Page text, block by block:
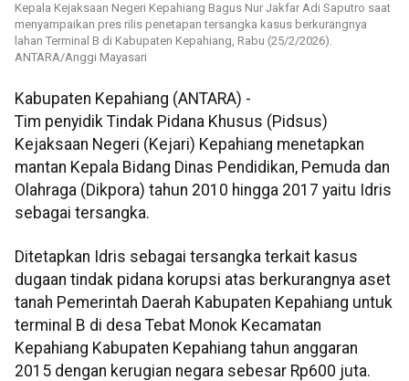
Kepala Kejaksaan Negeri Kepahiang Bagus Nur Jakfar Adi Saputro saat
menyampaikan pres rilis penetapan tersangka kasus berkurangnya
lahan Terminal B di Kabupaten Kepahiang, Rabu (25/2/2026).
ANTARA/Anggi Mayasari
Kabupaten Kepahiang (ANTARA) -
Tim penyidik Tindak Pidana Khusus (Pidsus)
Kejaksaan Negeri (Kejari) Kepahiang menetapkan
mantan Kepala Bidang Dinas Pendidikan, Pemuda dan
Olahraga (Dikpora) tahun 2010 hingga 2017 yaitu Idris
sebagai tersangka.
Ditetapkan Idris sebagai tersangka terkait kasus
dugaan tindak pidana korupsi atas berkurangnya aset
tanah Pemerintah Daerah Kabupaten Kepahiang untuk
terminal B di desa Tebat Monok Kecamatan
Kepahiang Kabupaten Kepahiang tahun anggaran
2015 dengan kerugian negara sebesar Rp600 juta.